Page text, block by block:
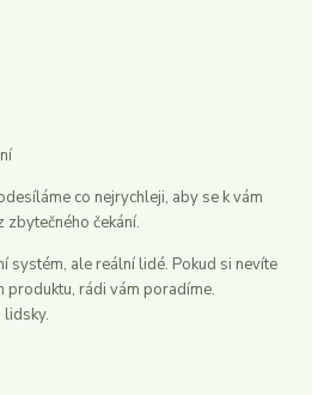
co nejrychleji, aby se k vám
čekání.
systém, ale reální lidé. Pokud si nevíte
produktu, rádi vám poradíme.
lidsky.